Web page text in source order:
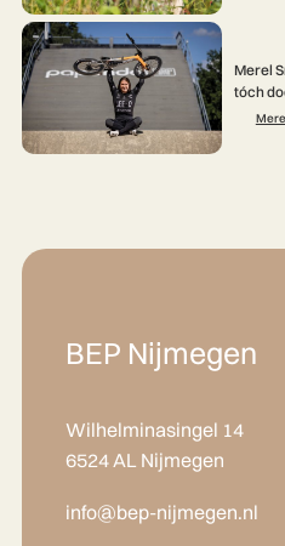
Merel
tóch
BEP Nijmegen
Wilhelminasingel 14
6524 AL Nijmegen
info@bep-nijmegen.nl